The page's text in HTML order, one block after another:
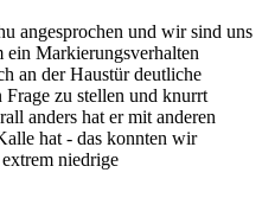
angesprochen und wir sind uns
ein Markierungsverhalten
an der Haustür deutliche
zu stellen und knurrt
anders hat er mit anderen
hat - das konnten wir
niedrige